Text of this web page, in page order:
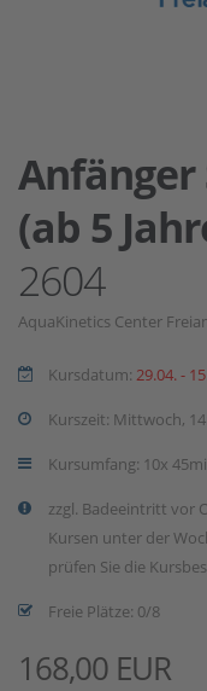
(ab 5
2604
AquaKinetics Center
Kursdatum: 29.04. -
Kurszeit: Mittwoch,
Kursumfang: 10x
zzgl. Badeeintritt vor
Kursen unter der
prüfen Sie die
Freie Plätze: 0/8
168,00 EUR